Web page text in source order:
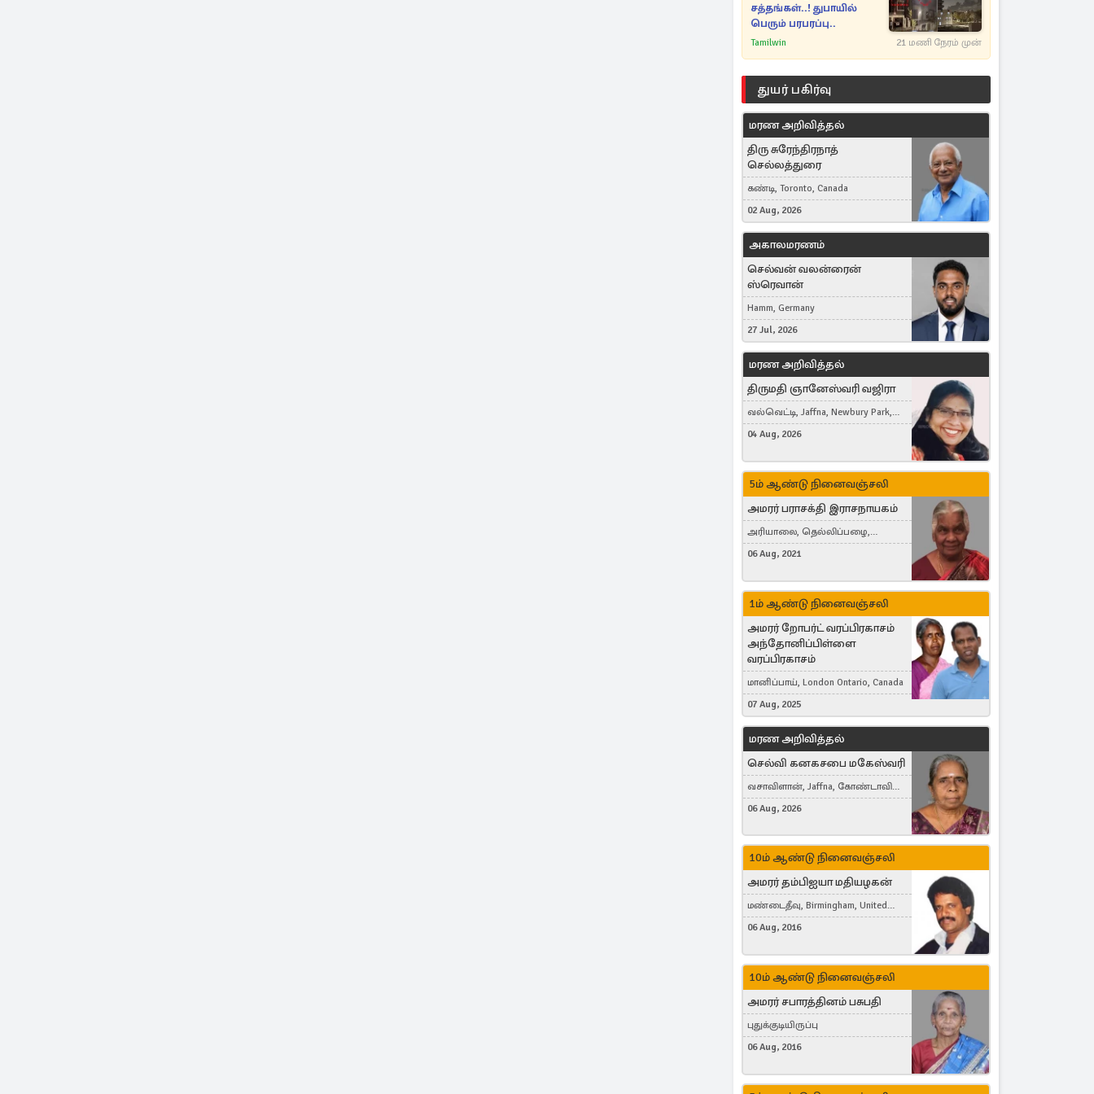
சத்தங்கள்..! துபாயில்
பெரும் பரபரப்பு..
Tamilwin 21 மணி நேரம் முன்
துயர் பகிர்வு
மரண அறிவித்தல்
திரு சுரேந்திரநாத்
செல்லத்துரை
கண்டி, Toronto, Canada
02 Aug, 2026
அகாலமரணம்
செல்வன் வலன்ரைன்
ஸ்ரெவான்
Hamm, Germany
27 Jul, 2026
மரண அறிவித்தல்
திருமதி ஞானேஸ்வரி வஜிரா
வல்வெட்டி, Jaffna, Newbury Park,
United Kingdom
04 Aug, 2026
5ம் ஆண்டு நினைவஞ்சலி
அமரர் பராசக்தி இராசநாயகம்
அரியாலை, தெல்லிப்பழை,
Montreal, Canada
06 Aug, 2021
1ம் ஆண்டு நினைவஞ்சலி
அமரர் றோபர்ட் வரப்பிரகாசம்
அந்தோனிப்பிள்ளை
வரப்பிரகாசம்
மானிப்பாய், London Ontario, Canada
07 Aug, 2025
மரண அறிவித்தல்
செல்வி கனகசபை மகேஸ்வரி
வசாவிளான், Jaffna, கோண்டாவில்
கிழக்கு
06 Aug, 2026
10ம் ஆண்டு நினைவஞ்சலி
அமரர் தம்பிஐயா மதியழகன்
மண்டைதீவு, Birmingham, United
Kingdom
06 Aug, 2016
10ம் ஆண்டு நினைவஞ்சலி
அமரர் சபாரத்தினம் பசுபதி
புதுக்குடியிருப்பு
06 Aug, 2016